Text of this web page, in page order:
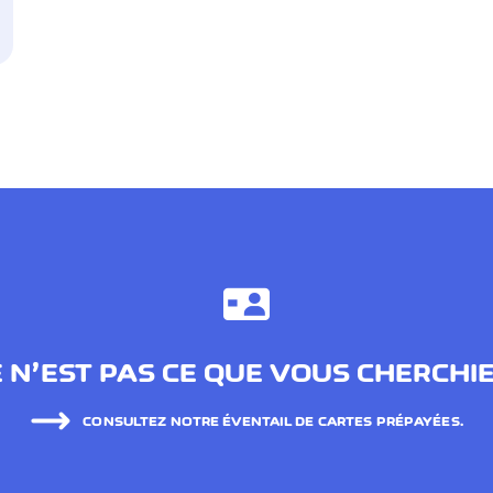
N’EST PAS CE QUE VOUS
CONSULTEZ NOTRE ÉVENTAIL DE CARTES PRÉPAYÉES.